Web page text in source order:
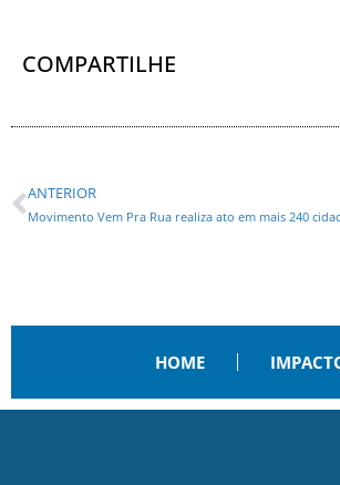
COMPARTILHE
ANTERIOR
Movimento Vem Pra Rua realiza ato em mais 240
HOME